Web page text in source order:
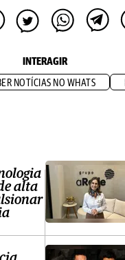
INTERAGIR
NOTÍCIAS NO WHATS
alta